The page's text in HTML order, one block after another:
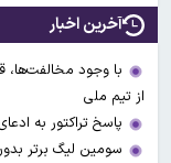
آخرین اخبار
با وجود مخالفت‌ها،
از تیم ملی
پاسخ تراکتور به
سومین لیگ برتر